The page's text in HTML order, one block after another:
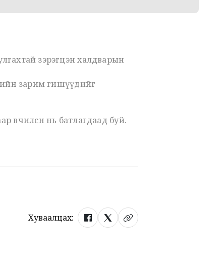
зэрэгцэн халдварын
зарим гишүүдийг
өвчилсөн нь батлагдаад буй.
Хуваалцах: